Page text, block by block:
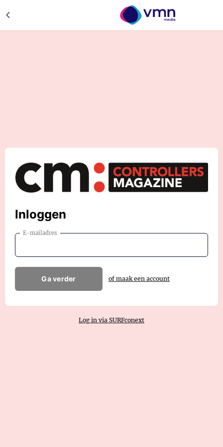
Inloggen
E-mailadres
Ga verder of maak een account
Log in via SURFconext